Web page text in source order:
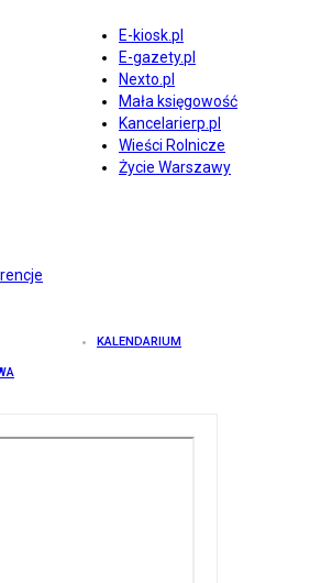
E-kiosk.pl
E-gazety.pl
Nexto.pl
Mała księgowość
Kancelarierp.pl
Wieści Rolnicze
Życie Warszawy
KALENDARIUM